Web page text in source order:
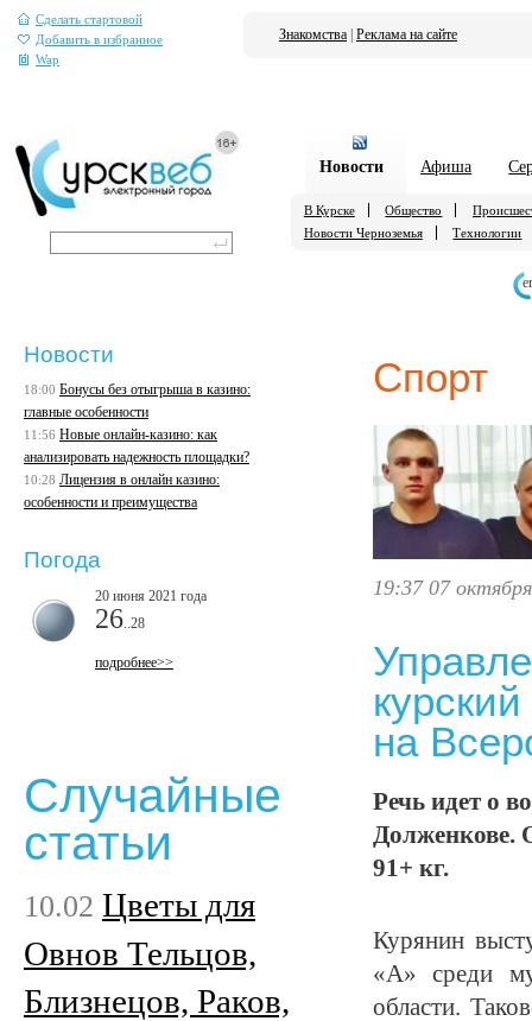
Сделать стартовой
Добавить в избранное
Wap
Знакомства Реклама на сайте
Новости Афиша
В Курске Общество
Новости Черноземья
Технологии
Спорт
19:37 07
на
Речь идет о
Долженкове.
91+ кг.
Курянин
«А» среди
области.
Новости
18:00 Бонусы без отыгрыша в казино:
главные особенности
11:56 Новые онлайн-казино: как
анализировать надежность площадки?
10:28 Лицензия в онлайн казино:
особенности и преимущества
Погода
20 июня 2021 года
26 ..28
подробнее>>
Случайные
статьи
10.02 Цветы для
Овнов Тельцов,
Близнецов, Раков,